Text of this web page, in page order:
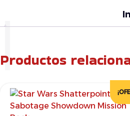
Productos